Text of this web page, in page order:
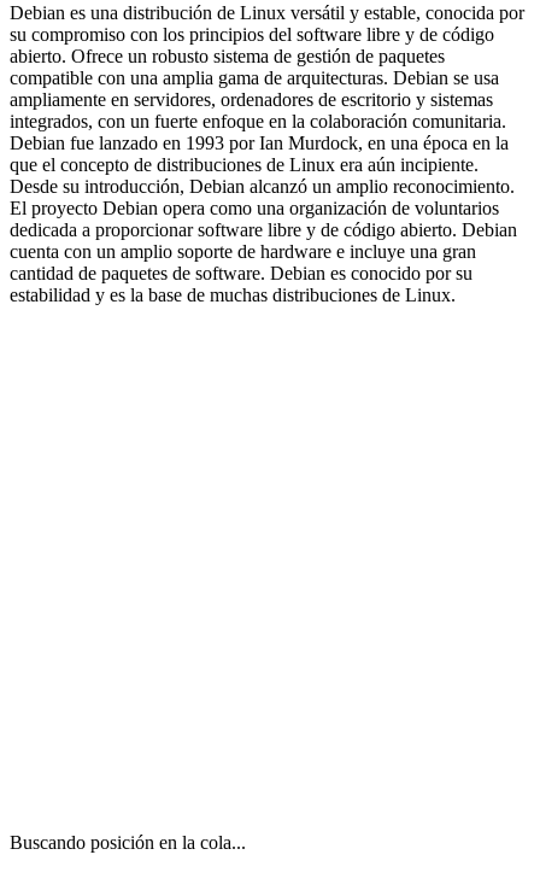
Debian es una distribución de Linux versátil y estable, conocida por
su compromiso con los principios del software libre y de código
abierto. Ofrece un robusto sistema de gestión de paquetes
compatible con una amplia gama de arquitecturas. Debian se usa
ampliamente en servidores, ordenadores de escritorio y sistemas
integrados, con un fuerte enfoque en la colaboración comunitaria.
Debian fue lanzado en 1993 por Ian Murdock, en una época en la
que el concepto de distribuciones de Linux era aún incipiente.
Desde su introducción, Debian alcanzó un amplio reconocimiento.
El proyecto Debian opera como una organización de voluntarios
dedicada a proporcionar software libre y de código abierto. Debian
cuenta con un amplio soporte de hardware e incluye una gran
cantidad de paquetes de software. Debian es conocido por su
estabilidad y es la base de muchas distribuciones de Linux.
Buscando posición en la cola...